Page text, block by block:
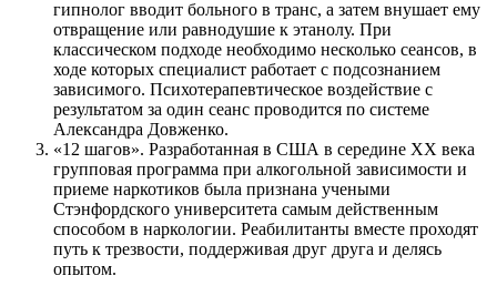
гипнолог вводит больного в транс, а затем внушает ему
отвращение или равнодушие к этанолу. При
классическом подходе необходимо несколько сеансов, в
ходе которых специалист работает с подсознанием
зависимого. Психотерапевтическое воздействие с
результатом за один сеанс проводится по системе
Александра Довженко.
«12 шагов». Разработанная в США в середине ХХ века
групповая программа при алкогольной зависимости и
приеме наркотиков была признана учеными
Стэнфордского университета самым действенным
способом в наркологии. Реабилитанты вместе проходят
путь к трезвости, поддерживая друг друга и делясь
опытом.